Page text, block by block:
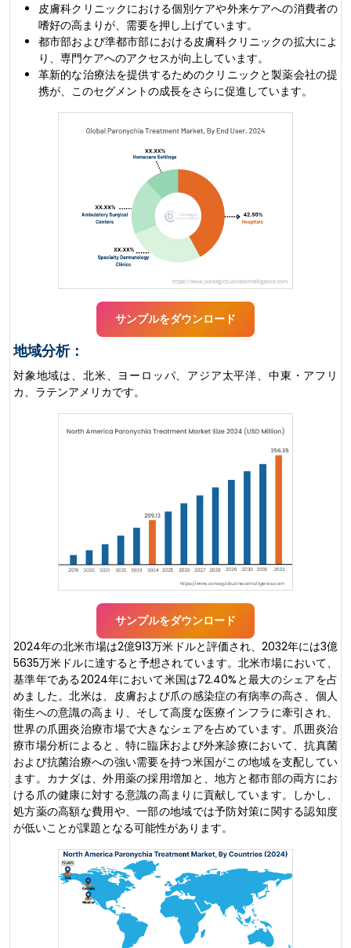
皮膚科クリニックにおける個別ケアや外来ケアへの消費者の
嗜好の高まりが、需要を押し上げています。
都市部および準都市部における皮膚科クリニックの拡大によ
り、専門ケアへのアクセスが向上しています。
革新的な治療法を提供するためのクリニックと製薬会社の提
携が、このセグメントの成長をさらに促進しています。
サンプルをダウンロード
地域分析：
対象地域は、北米、ヨーロッパ、アジア太平洋、中東・アフリ
カ、ラテンアメリカです。
サンプルをダウンロード
2024年の北米市場は2億913万米ドルと評価され、2032年には3億
5635万米ドルに達すると予想されています。北米市場において、
基準年である2024年において米国は72.40%と最大のシェアを占
めました。北米は、皮膚および爪の感染症の有病率の高さ、個人
衛生への意識の高まり、そして高度な医療インフラに牽引され、
世界の爪囲炎治療市場で大きなシェアを占めています。爪囲炎治
療市場分析によると、特に臨床および外来診療において、抗真菌
および抗菌治療への強い需要を持つ米国がこの地域を支配してい
ます。カナダは、外用薬の採用増加と、地方と都市部の両方にお
ける爪の健康に対する意識の高まりに貢献しています。しかし、
処方薬の高額な費用や、一部の地域では予防対策に関する認知度
が低いことが課題となる可能性があります。